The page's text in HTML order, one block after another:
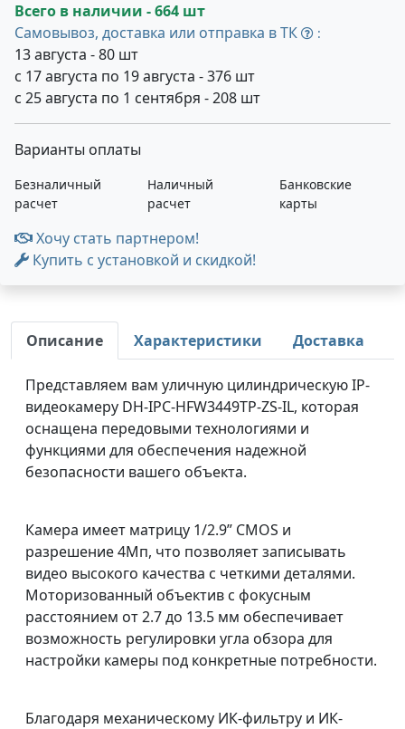
Всего в наличии - 664 шт
Самовывоз, доставка или отправка в ТК
:
13 августа - 80 шт
с 17 августа по 19 августа - 376 шт
с 25 августа по 1 сентября - 208 шт
Варианты оплаты
Безналичный
расчет
Наличный
расчет
Банковские
карты
Хочу стать партнером!
Купить с установкой и скидкой!
Описание Характеристики Доставка
Представляем вам уличную цилиндрическую IP-
видеокамеру DH-IPC-HFW3449TP-ZS-IL, которая
оснащена передовыми технологиями и
функциями для обеспечения надежной
безопасности вашего объекта.
Камера имеет матрицу 1/2.9” CMOS и
разрешение 4Мп, что позволяет записывать
видео высокого качества с четкими деталями.
Моторизованный объектив с фокусным
расстоянием от 2.7 до 13.5 мм обеспечивает
возможность регулировки угла обзора для
настройки камеры под конкретные потребности.
Благодаря механическому ИК-фильтру и ИК-